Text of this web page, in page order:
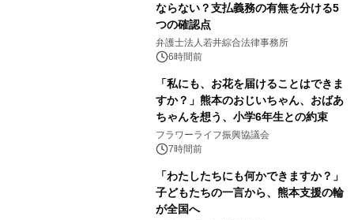
ならない？支払義務の有無を分ける5
つの確認点
弁護士法人若井綜合法律事務所
6時間前
「私にも、お花を届けることはできま
すか？」熊本のおじいちゃん、おばあ
ちゃんを想う、小学6年生との約束
フラワーライフ振興協議会
7時間前
「わたしたちにも何かできますか？」
子どもたちの一言から、熊本支援の輪
が全国へ